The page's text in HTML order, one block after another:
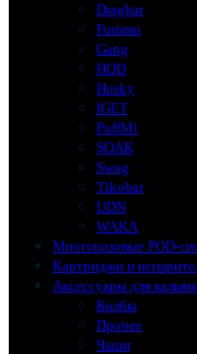
Dragbar
Fummo
Gang
HQD
Husky
IGET
PuffMi
SOAK
Swog
Tikobar
UDN
WAKA
Многоразовые POD-
Картриджи и
Аксессуары для
Колбы
Прочее
Чаши